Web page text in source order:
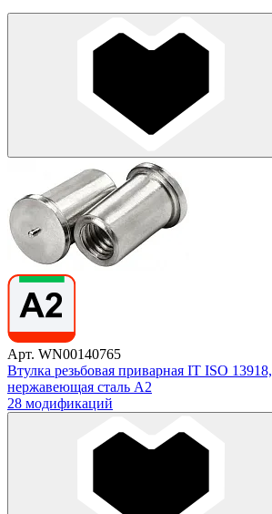
Арт. WN00140765
Втулка резьбовая приварная IT ISO 13918,
нержавеющая сталь А2
28 модификаций